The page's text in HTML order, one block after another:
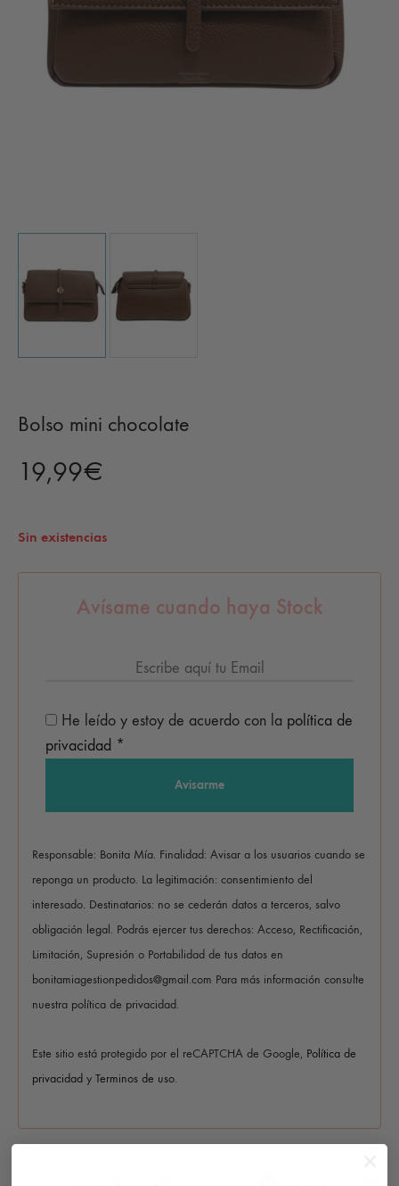
Bolso mini chocolate
19,99€
Sin existencias
Avísame cuando haya Stock
He leído y estoy de acuerdo con la política de
privacidad *
Responsable: Bonita Mía. Finalidad: Avisar a los usuarios cuando se
reponga un producto. La legitimación: consentimiento del
interesado. Destinatarios: no se cederán datos a terceros, salvo
obligación legal. Podrás ejercer tus derechos: Acceso, Rectificación,
Limitación, Supresión o Portabilidad de tus datos en
bonitamiagestionpedidos@gmail.com Para más información consulte
nuestra política de privacidad.
Este sitio está protegido por el reCAPTCHA de Google, Política de
privacidad y Terminos de uso.